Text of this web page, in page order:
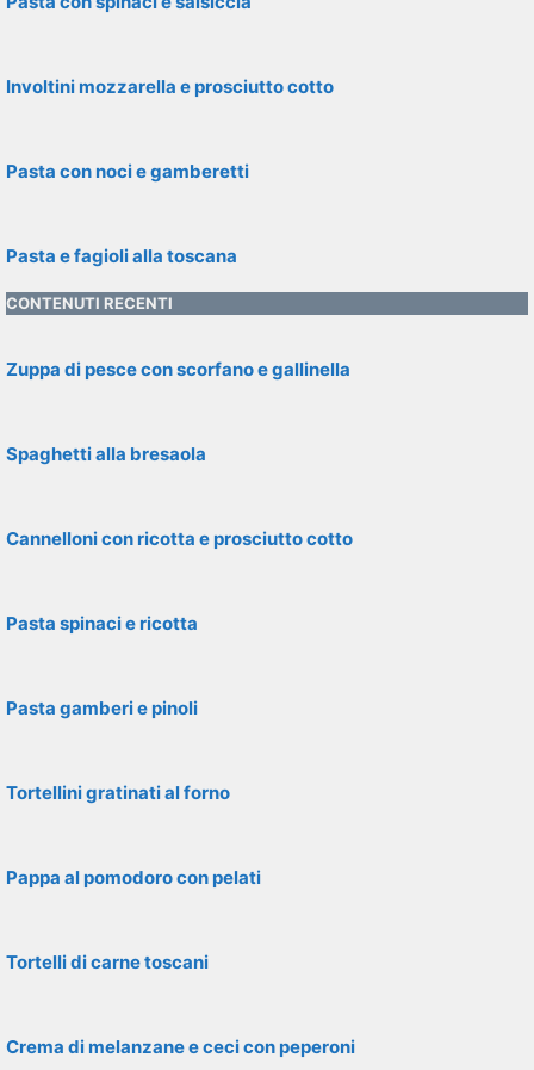
Involtini mozzarella e prosciutto cotto
Pasta con noci e gamberetti
Pasta e fagioli alla toscana
CONTENUTI RECENTI
Zuppa di pesce con scorfano e gallinella
Spaghetti alla bresaola
Cannelloni con ricotta e prosciutto cotto
Pasta spinaci e ricotta
Pasta gamberi e pinoli
Tortellini gratinati al forno
Pappa al pomodoro con pelati
Tortelli di carne toscani
Crema di melanzane e ceci con peperoni